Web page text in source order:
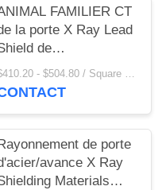
FAMILIER CT
la porte X Ray Lead
de
protecteur
$410.20 - $504.80 / Square Meter MOQ:2,1 mètres carrés/place
Rayonnement de porte
avance X Ray
Materials